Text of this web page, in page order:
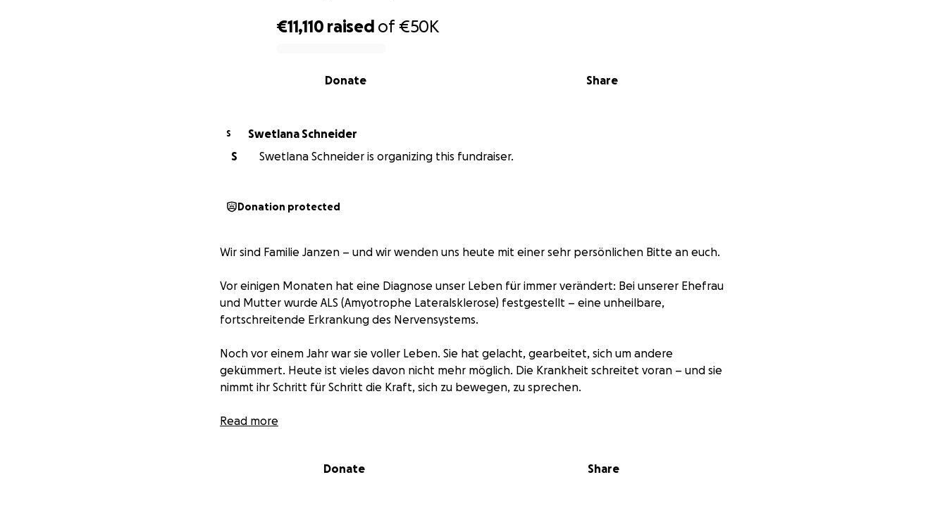
€11,110 raised of€50K
Share
Donate
S
Swetlana Schneider
S
Swetlana Schneider is organizing this fundraiser.
Donation protected
Wir sind Familie Janzen – und wir wenden uns heute mit einer sehr persönlichen Bitte an euch.
Vor einigen Monaten hat eine Diagnose unser Leben für immer verändert: Bei unserer Ehefrau
und Mutter wurde ALS (Amyotrophe Lateralsklerose) festgestellt – eine unheilbare,
fortschreitende Erkrankung des Nervensystems.
Noch vor einem Jahr war sie voller Leben. Sie hat gelacht, gearbeitet, sich um andere
gekümmert. Heute ist vieles davon nicht mehr möglich. Die Krankheit schreitet voran – und sie
nimmt ihr Schritt für Schritt die Kraft, sich zu bewegen, zu sprechen.
Es ist schwer, zuzusehen. Und es ist schwer, zu akzeptieren, dass es keine wirksame Therapie
Read more
Donate Share